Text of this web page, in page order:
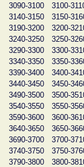
3090-3100
3100-
3140-3150
3150-
3190-3200
3200-
3240-3250
3250-
3290-3300
3300-
3340-3350
3350-
3390-3400
3400-
3440-3450
3450-
3490-3500
3500-
3540-3550
3550-
3590-3600
3600-
3640-3650
3650-
3690-3700
3700-
3740-3750
3750-
3790-3800
3800-